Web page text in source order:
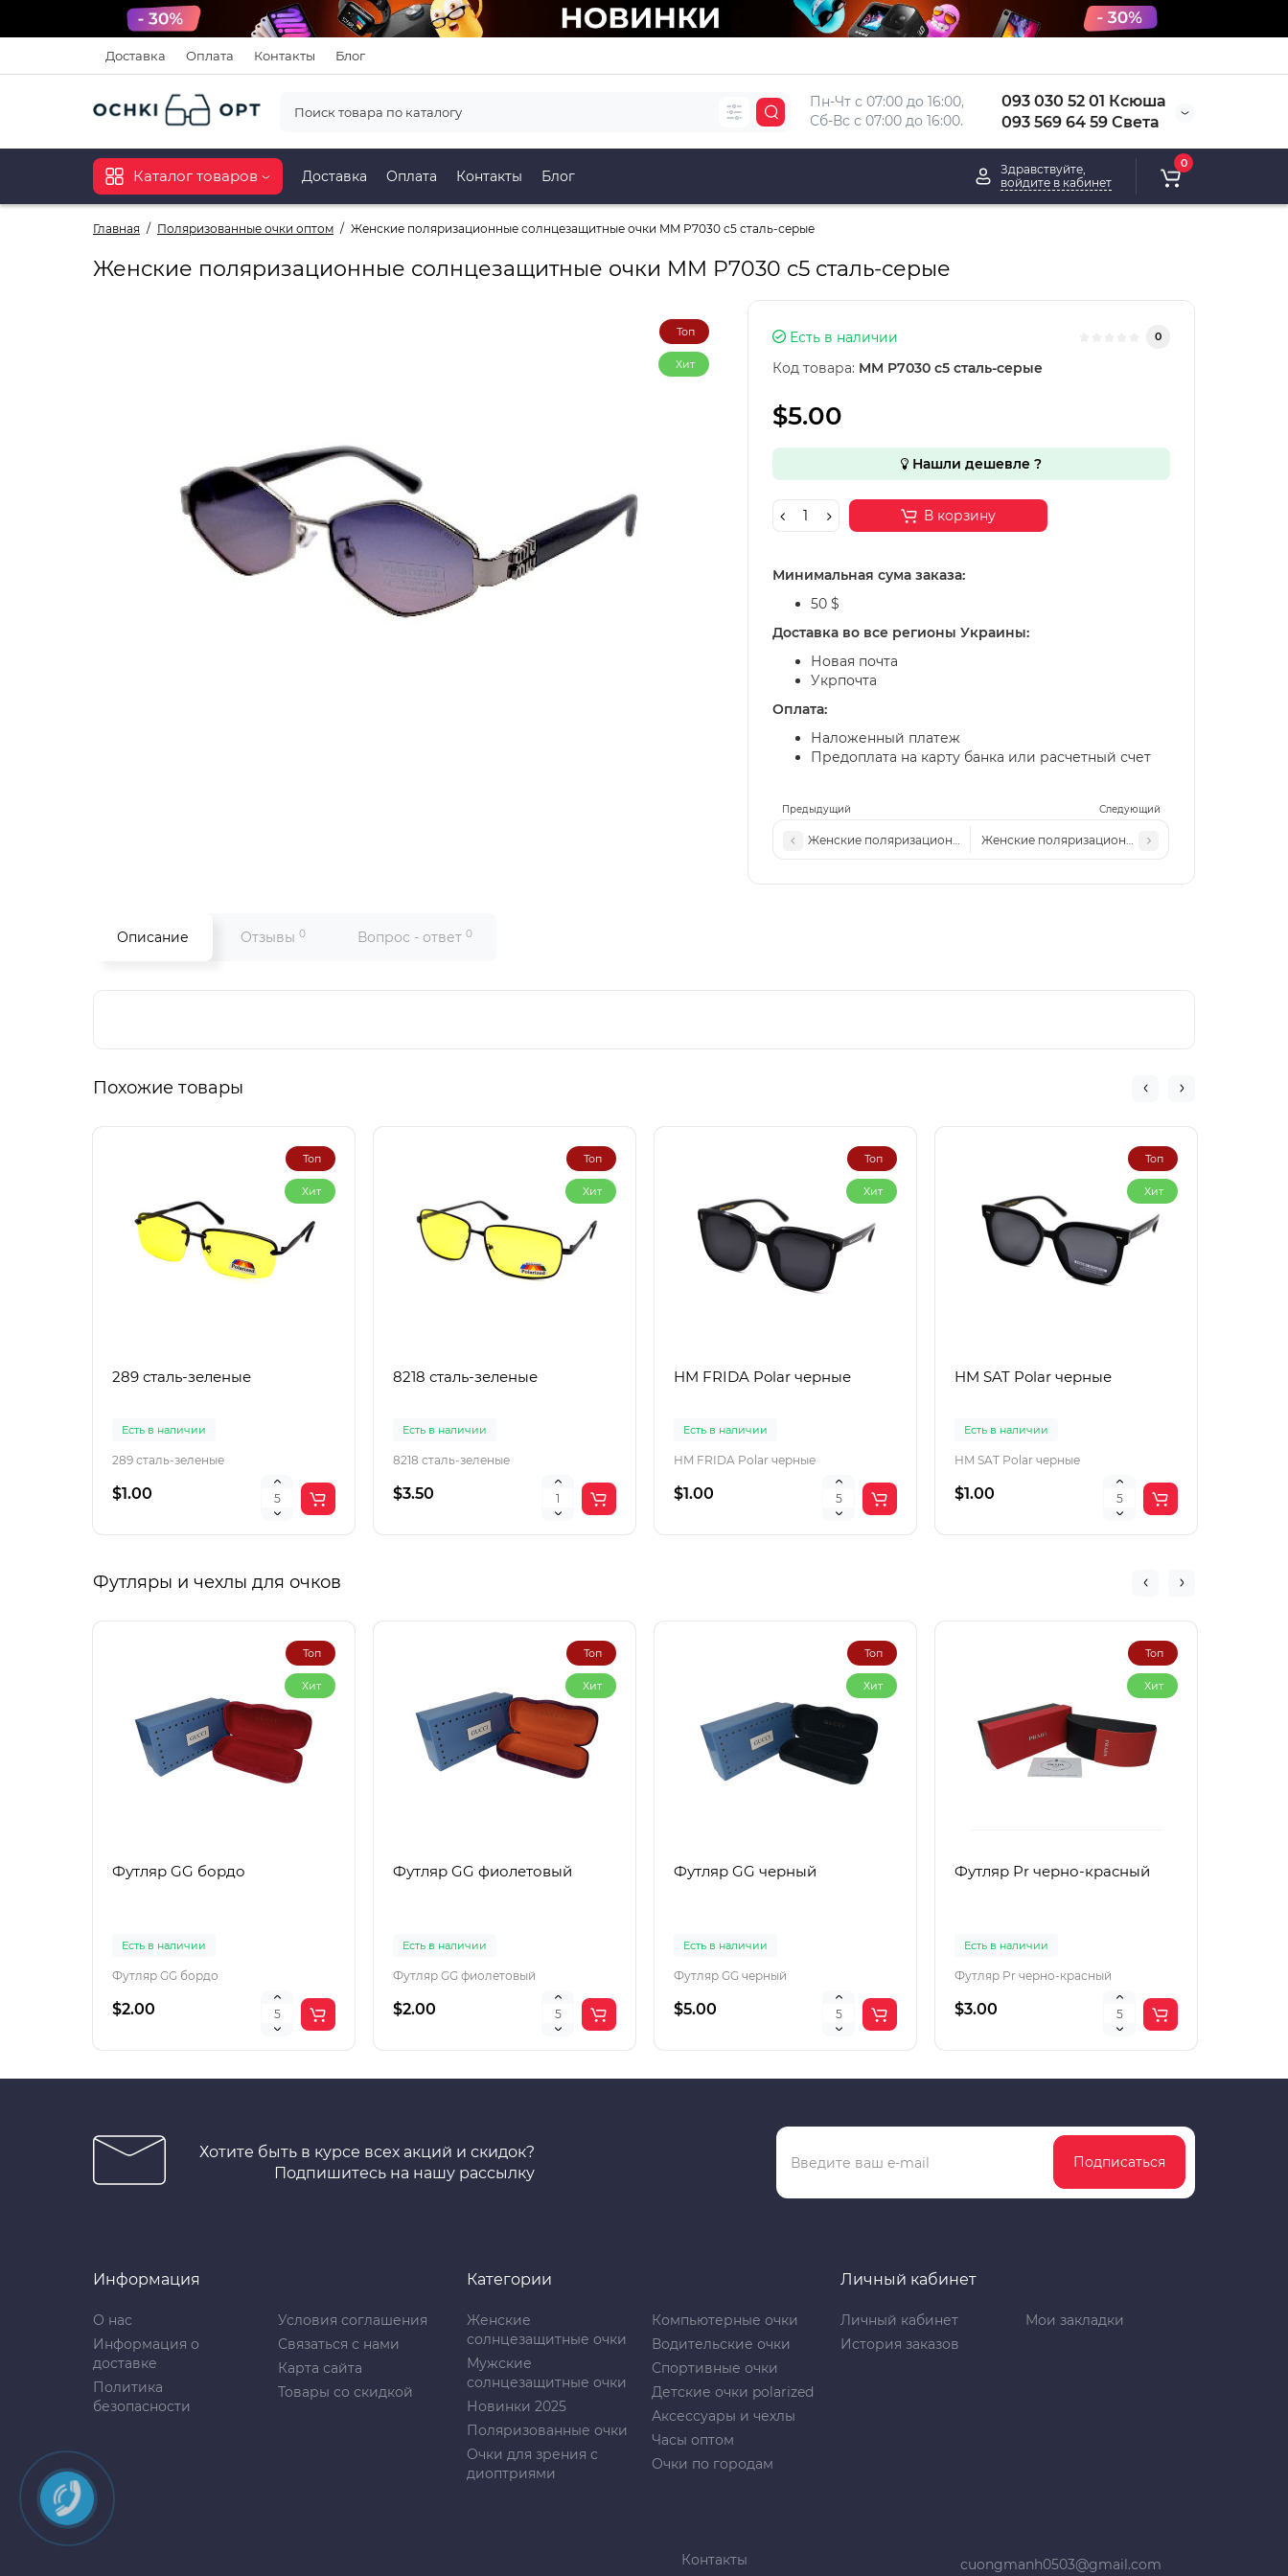
Доставка Оплата Контакты Блог
Пн-Чт с 07:00 до 16:00,
Сб-Вс с 07:00 до 16:00.
093 030 52 01 Ксюша
093 569 64 59 Света
Каталог товаров Доставка Оплата Контакты Блог
Здравствуйте,
войдите в кабинет
0
Главная Поляризованные очки оптом Женские поляризационные солнцезащитные очки MM P7030 c5 сталь-серые
Женские поляризационные солнцезащитные очки MM P7030 c5 сталь-серые
Топ
Хит
Предыдущий Следующий
Женские поляризационные солнцезащитные очки MM P7030 c6 сталь-черные
Женские поляризационные солнцезащитные
Есть в наличии 0
Код товара: MM P7030 c5 сталь-серые
$5.00
Нашли дешевле ?
В корзину
Минимальная сума заказа:
50 $
Доставка во все регионы Украины:
Новая почта
Укрпочта
Оплата:
Наложенный платеж
Предоплата на карту банка или расчетный счет
Описание Отзывы 0 Вопрос - ответ 0
Похожие товары
Топ
Хит
289 сталь-зеленые
Есть в наличии
289 сталь-зеленые
$1.00
Топ
Хит
8218 сталь-зеленые
Есть в наличии
8218 сталь-зеленые
$3.50
Топ
Хит
HM FRIDA Polar черные
Есть в наличии
HM FRIDA Polar черные
$1.00
Топ
Хит
HM SAT Polar черные
Есть в наличии
HM SAT Polar черные
$1.00
Футляры и чехлы для очков
Топ
Хит
Футляр GG бордо
Есть в наличии
Футляр GG бордо
$2.00
Топ
Хит
Футляр GG фиолетовый
Есть в наличии
Футляр GG фиолетовый
$2.00
Топ
Хит
Футляр GG черный
Есть в наличии
Футляр GG черный
$5.00
Топ
Хит
Футляр Pr черно-красный
Есть в наличии
Футляр Pr черно-красный
$3.00
Хотите быть в курсе всех акций и скидок?
Подпишитесь на нашу рассылку
Подписаться
Информация
О нас
Информация о
доставке
Политика
безопасности
Условия соглашения
Связаться с нами
Карта сайта
Товары со скидкой
Категории
Женские
солнцезащитные очки
Мужские
солнцезащитные очки
Новинки 2025
Поляризованные очки
Очки для зрения с
диоптриями
Компьютерные очки
Водительские очки
Спортивные очки
Детские очки polarized
Аксессуары и чехлы
Часы оптом
Очки по городам
Личный кабинет
Личный кабинет
История заказов
Мои закладки
Контакты cuongmanh0503@gmail.com